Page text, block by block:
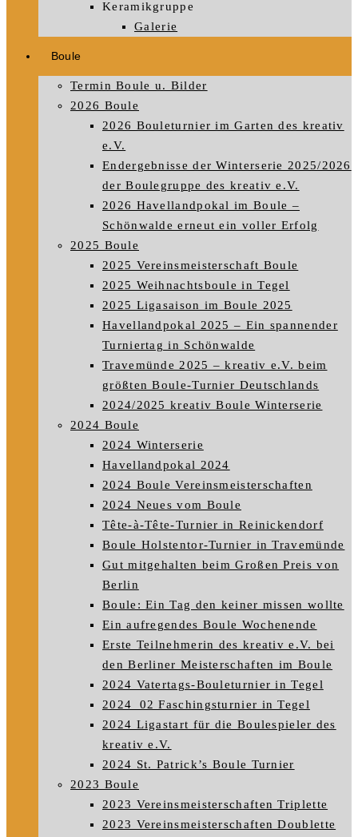
Keramikgruppe
Galerie
Boule
Termin Boule u. Bilder
2026 Boule
2026 Bouleturnier im Garten des kreativ
e.V.
Endergebnisse der Winterserie 2025/2026
der Boulegruppe des kreativ e.V.
2026 Havellandpokal im Boule –
Schönwalde erneut ein voller Erfolg
2025 Boule
2025 Vereinsmeisterschaft Boule
2025 Weihnachtsboule in Tegel
2025 Ligasaison im Boule 2025
Havellandpokal 2025 – Ein spannender
Turniertag in Schönwalde
Travemünde 2025 – kreativ e.V. beim
größten Boule-Turnier Deutschlands
2024/2025 kreativ Boule Winterserie
2024 Boule
2024 Winterserie
Havellandpokal 2024
2024 Boule Vereinsmeisterschaften
2024 Neues vom Boule
Tête-à-Tête-Turnier in Reinickendorf
Boule Holstentor-Turnier in Travemünde
Gut mitgehalten beim Großen Preis von
Berlin
Boule: Ein Tag den keiner missen wollte
Ein aufregendes Boule Wochenende
Erste Teilnehmerin des kreativ e.V. bei
den Berliner Meisterschaften im Boule
2024 Vatertags-Bouleturnier in Tegel
2024_02 Faschingsturnier in Tegel
2024 Ligastart für die Boulespieler des
kreativ e.V.
2024 St. Patrick’s Boule Turnier
2023 Boule
2023 Vereinsmeisterschaften Triplette
2023 Vereinsmeisterschaften Doublette